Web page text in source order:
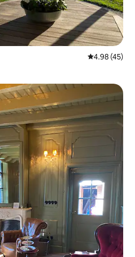
平均评分
4.98 (45)